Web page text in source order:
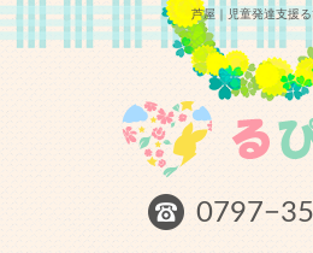
芦屋｜児童発達支援